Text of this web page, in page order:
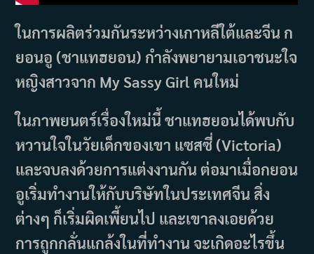
ในการผลิตร่วมกันระหว่างเกาหลีใต้และจีน ก
ยอนอู (ชาแทฮยอน) กำลังพยายามเอาชนะใจ
หญิงสาวจาก My Sassy Girl คนใหม่
ในภาพยนตร์เรื่องใหม่นี้ ชาแทฮยอนได้พบกับ
หวานใจในวัยเด็กของเขา แซสซี่ (Victoria)
และจบลงด้วยการแต่งงานกัน ต่อมาเมื่อกยอน
อูเริ่มทำงานให้กับบริษัทในประเทศจีน สิ่ง
ต่างๆ ก็เริ่มผิดเพี้ยนไป และเขาลงเอยด้วย
การถูกกลั่นแกล้งในที่ทำงาน จะเกิดอะไรขึ้น